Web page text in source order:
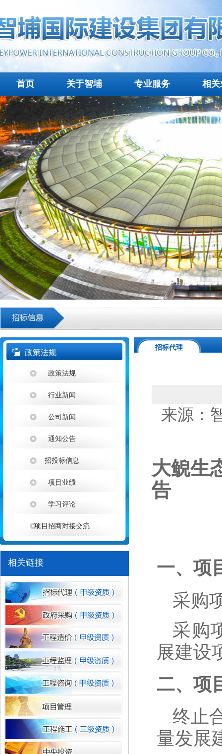
首页 关于智埔 专业服务 相关
政策法规
政策法规
行业新闻
公司新闻
通知公告
招投标信息
项目业绩
学习评论
项目招商对接交流
相关链接
招标代理
来源：
大鲵生
告
一、项
采购
采购
展建设
二、项
终止
量发展